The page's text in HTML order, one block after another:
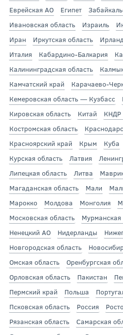
Еврейская АО
Египет
Ивановская область
Израиль
Иран
Иркутская область
Италия
Кабардино-Балкария
Калининградская область
Камчатский край
Карачаево-
Кемеровская область — Кузбасс
Кировская область
Китай КНДР
Костромская область
Красноярский край
Крым Куба
Курская область
Латвия
Липецкая область
Литва
Магаданская область
Мали
Марокко
Молдова Монголия
Московская область
Мурманская
Ненецкий АО
Нидерланды
Новгородская область
Омская область
Оренбургская
Орловская область
Пакистан
Пермский край
Польша
Псковская область
Россия
Рязанская область
Самарская